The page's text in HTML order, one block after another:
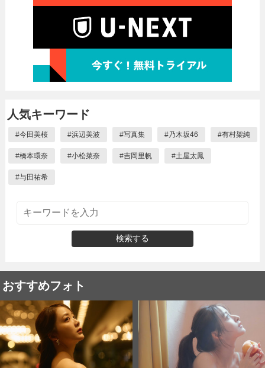
人気キーワード
#今田美桜 #浜辺美波 #写真集 #乃木坂46 #有村架純
#橋本環奈 #小松菜奈 #吉岡里帆 #土屋太鳳
#与田祐希
検索する
おすすめフォト